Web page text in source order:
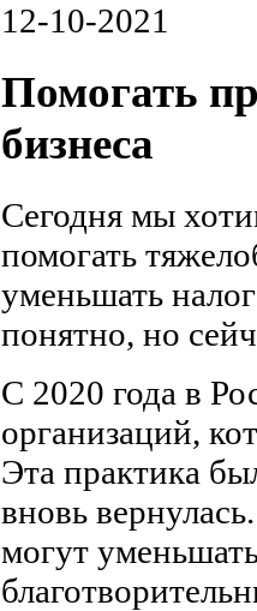
12-10-2021
Помогать
бизнеса
Сегодня мы
помогать
уменьшать
понятно, но
С 2020 года в
организаций,
Эта практика
вновь
могут